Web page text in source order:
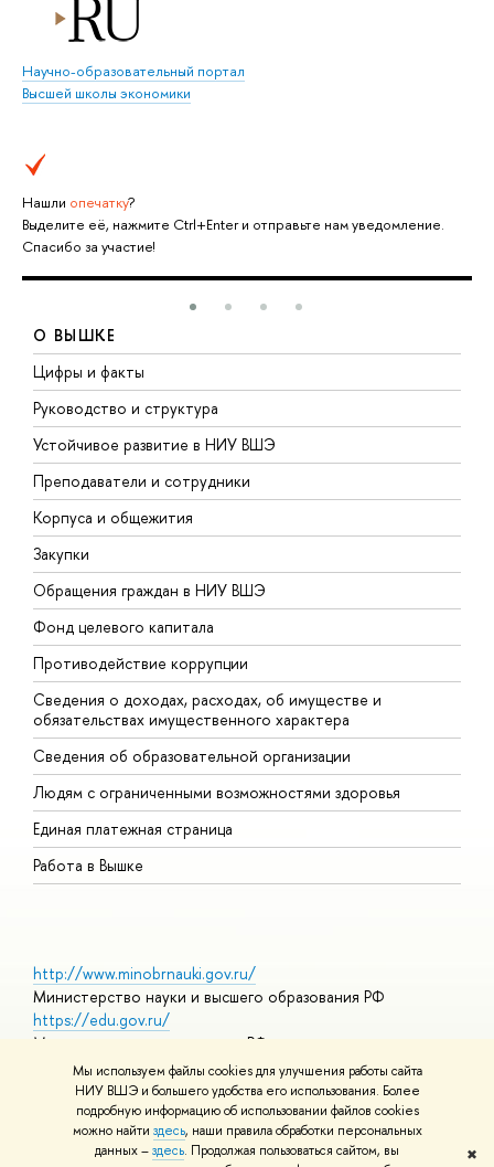
Мы используем файлы cookies для улучшения работы сайта
НИУ ВШЭ и большего удобства его использования. Более
подробную информацию об использовании файлов cookies
можно найти здесь, наши правила обработки персональных
данных –здесь. Продолжая пользоваться сайтом, вы
✖
Научно-образовательный портал
Высшей школы экономики
Нашли опечатку?
Выделите её, нажмите Ctrl+Enter и отправьте нам уведомление.
Спасибо за участие!
О ВЫШКЕ
Цифры и факты
Руководство и структура
Устойчивое развитие в НИУ ВШЭ
Преподаватели и сотрудники
Корпуса и общежития
Закупки
Обращения граждан в НИУ ВШЭ
Фонд целевого капитала
Противодействие коррупции
Сведения о доходах, расходах, об имуществе и
обязательствах имущественного характера
Сведения об образовательной организации
Людям с ограниченными возможностями здоровья
Единая платежная страница
Работа в Вышке
http://www.minobrnauki.gov.ru/
Министерство науки и высшего образования РФ
https://edu.gov.ru/
Министерство просвещения РФ
https://elearning.hse.ru/mooc
Массовые открытые онлайн-курсы
© НИУ ВШЭ 1993–2026 Адреса и контактыУсловия